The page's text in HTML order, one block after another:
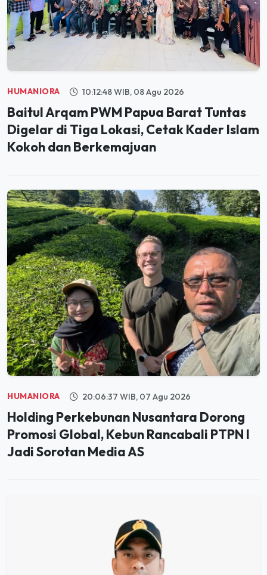
HUMANIORA 10:12:48 WIB, 08 Agu 2026
Baitul Arqam PWM Papua Barat Tuntas
Digelar di Tiga Lokasi, Cetak Kader Islam
Kokoh dan Berkemajuan
HUMANIORA 20:06:37 WIB, 07 Agu 2026
Holding Perkebunan Nusantara Dorong
Promosi Global, Kebun Rancabali PTPN I
Jadi Sorotan Media AS